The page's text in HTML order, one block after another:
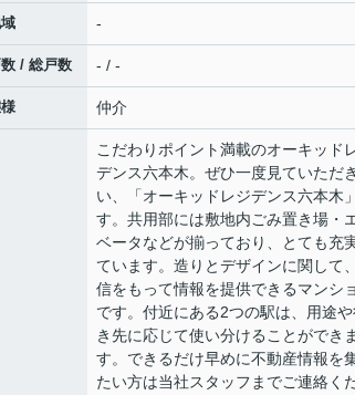
-
/ 総戸数 - / -
仲介
こだわりポイント満載のオーキッド
デンス六本木。ぜひ一度見ていただ
い、「オーキッドレジデンス六本木
す。共用部には敷地内ごみ置き場・
ベータなどが揃っており、とても充
ています。造りとデザインに関して
信をもって情報を提供できるマンシ
です。付近にある2つの駅は、用途
き先に応じて使い分けることができ
す。できるだけ早めに不動産情報を
たい方は当社スタッフまでご連絡く